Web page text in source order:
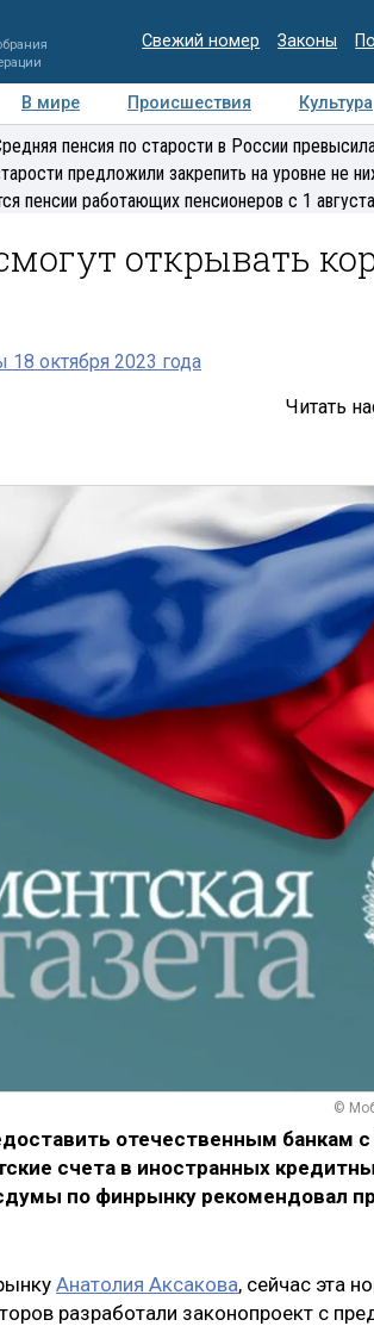
Свежий номер Законы
В мире Происшествия Культура
Медиацентр Интервью
пенсия по старости в России
предложили закрепить на уровне не
пенсии работающих пенсионеров с 1 августа
открывать
октября 2023 года
Читать
©
отечественным банкам с
счета в иностранных
по финрынку рекомендовал
Анатолия Аксакова, сейчас эта
разработали законопроект с